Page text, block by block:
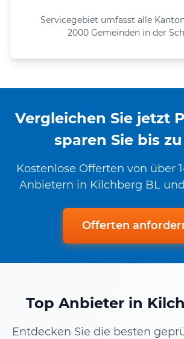
Servicegebiet umfasst alle
2000 Gemeinden in der
Vergleichen Sie jetzt
sparen Sie bis zu
Kostenlose Offerten von über
Anbietern in Kilchberg BL
Offerten
Top Anbieter in
Entdecken Sie die besten